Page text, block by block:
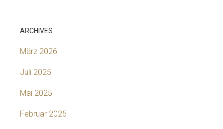
ARCHIVES
März 2026
Juli 2025
Mai 2025
Februar 2025